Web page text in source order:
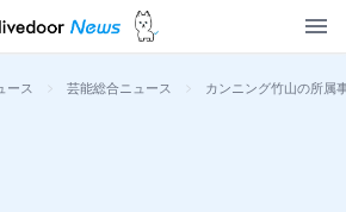
ース > 芸能総合ニュース > カンニング竹山の所属